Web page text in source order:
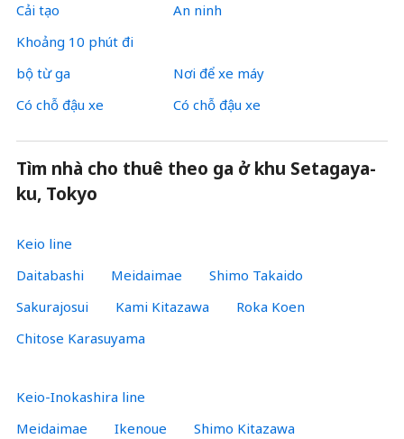
Cải tạo
An ninh
Khoảng 10 phút đi
bộ từ ga
Nơi để xe máy
Có chỗ đậu xe
Có chỗ đậu xe
Tìm nhà cho thuê theo ga ở khu Setagaya-
ku, Tokyo
Keio line
Daitabashi
Meidaimae
Shimo Takaido
Sakurajosui
Kami Kitazawa
Roka Koen
Chitose Karasuyama
Keio-Inokashira line
Meidaimae
Ikenoue
Shimo Kitazawa